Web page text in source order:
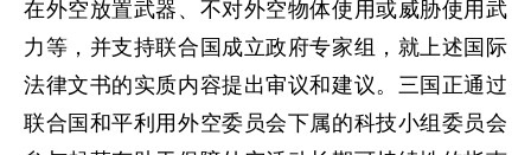
在外空放置武器、不对外空物体使用或威胁使用武
力等，并支持联合国成立政府专家组，就上述国际
法律文书的实质内容提出审议和建议。三国正通过
联合国和平利用外空委员会下属的科技小组委员会